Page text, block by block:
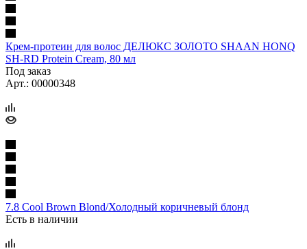
Крем-протеин для волос ДЕЛЮКС ЗОЛОТО SHAAN HONQ
SH-RD Protein Cream, 80 мл
Под заказ
Арт.: 00000348
7.8 Cool Brown Blond/Холодный коричневый блонд
Есть в наличии